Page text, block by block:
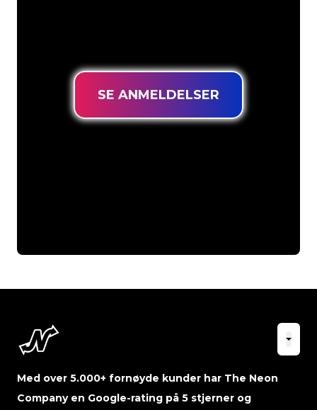
SE ANMELDELSER
Med over 5.000+ fornøyde kunder har The Neon
Company en Google-rating på 5 stjerner og